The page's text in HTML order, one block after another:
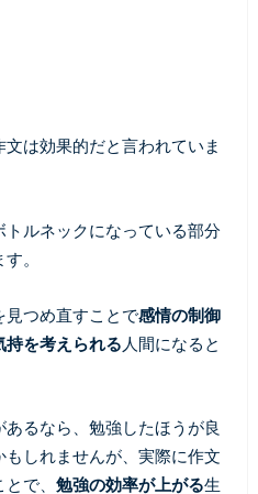
は効果的だと言われていま
ルネックになっている部分
。
見つめ直すことで感情の制御
持を考えられる 人間になると
るなら、勉強したほうが良
しれませんが、実際に作文
で、 勉強の効率が上がる生